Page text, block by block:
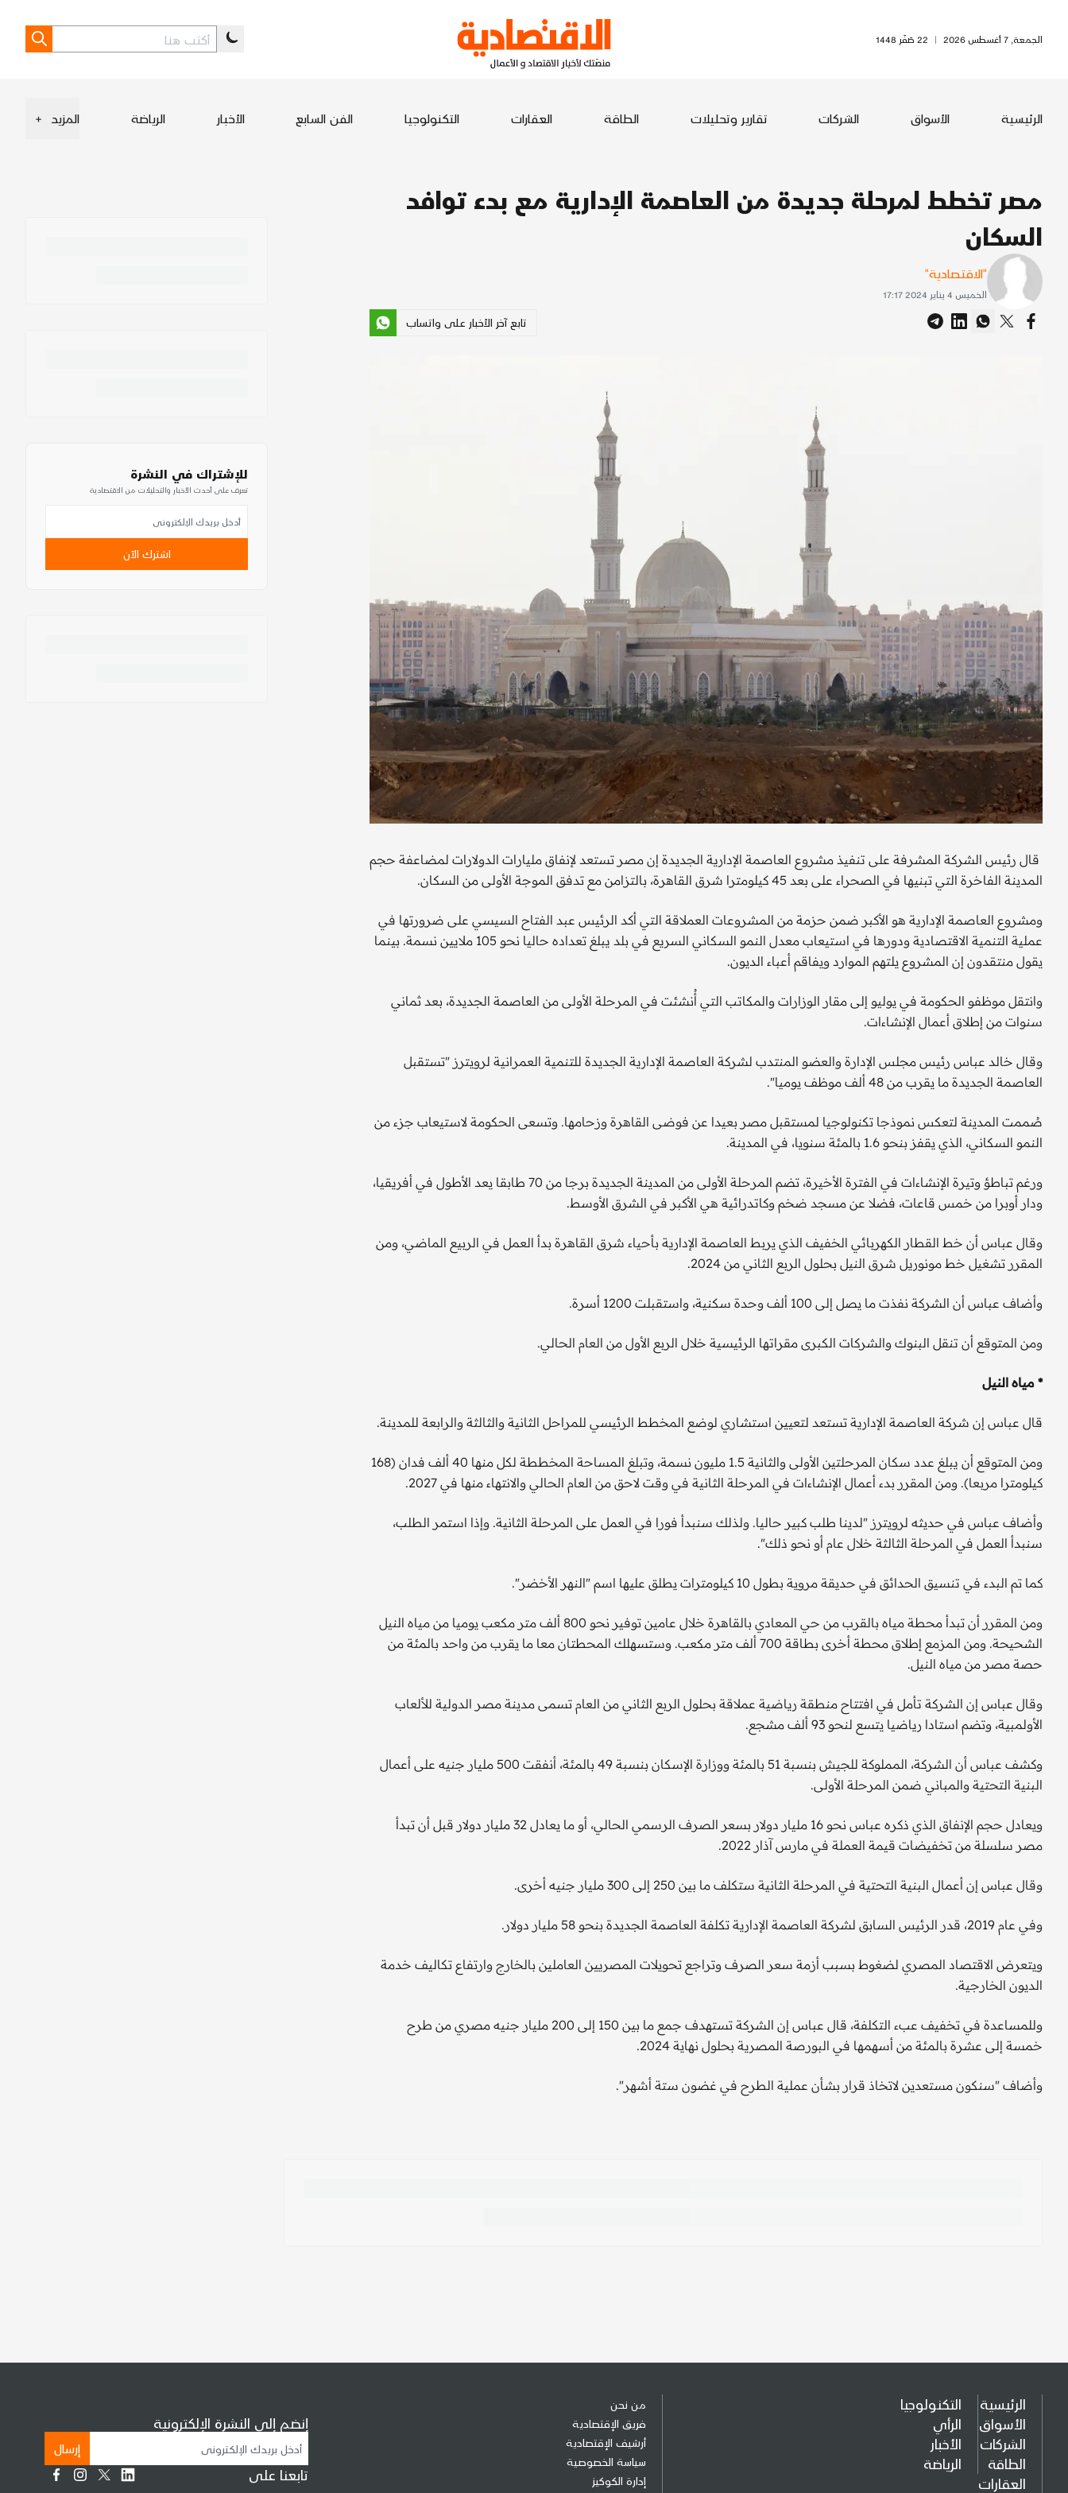
الجمعة, 7 أغسطس 2026 | 22 صَفَر 1448
الرئيسية الأسواق الشركات تقارير وتحليلات الطاقة العقارات التكنولوجيا الفن السابع الأخبار الرياضة المزيد +
مصر تخطط لمرحلة جديدة من العاصمة الإدارية مع بدء توافد
السكان
"الاقتصادية"
الخميس 4 يناير 2024 17:17
تابع آخر الأخبار على واتساب
قال رئيس الشركة المشرفة على تنفيذ مشروع العاصمة الإدارية الجديدة إن مصر تستعد لإنفاق مليارات الدولارات لمضاعفة حجم
المدينة الفاخرة التي تبنيها في الصحراء على بعد 45 كيلومترا شرق القاهرة، بالتزامن مع تدفق الموجة الأولى من السكان.
ومشروع العاصمة الإدارية هو الأكبر ضمن حزمة من المشروعات العملاقة التي أكد الرئيس عبد الفتاح السيسي على ضرورتها في
عملية التنمية الاقتصادية ودورها في استيعاب معدل النمو السكاني السريع في بلد يبلغ تعداده حاليا نحو 105 ملايين نسمة. بينما
يقول منتقدون إن المشروع يلتهم الموارد ويفاقم أعباء الديون.
وانتقل موظفو الحكومة في يوليو إلى مقار الوزارات والمكاتب التي أُنشئت في المرحلة الأولى من العاصمة الجديدة، بعد ثماني
سنوات من إطلاق أعمال الإنشاءات.
وقال خالد عباس رئيس مجلس الإدارة والعضو المنتدب لشركة العاصمة الإدارية الجديدة للتنمية العمرانية‭‭‭‭‭‭‭‭ ‬‬‬‬‬‬‬‬لرويترز "تستقبل
العاصمة الجديدة ما يقرب من 48 ألف موظف يوميا".
صُممت المدينة لتعكس نموذجا تكنولوجيا لمستقبل مصر بعيدا عن فوضى القاهرة وزحامها. وتسعى الحكومة لاستيعاب جزء من
النمو السكاني، الذي يقفز بنحو 1.6 بالمئة سنويا، في المدينة.
ورغم تباطؤ وتيرة الإنشاءات في الفترة الأخيرة، تضم المرحلة الأولى من المدينة الجديدة برجا من 70 طابقا يعد الأطول في أفريقيا،
ودار أوبرا من خمس قاعات، فضلا عن مسجد ضخم وكاتدرائية هي الأكبر في الشرق الأوسط.
وقال عباس أن خط القطار الكهربائي الخفيف الذي يربط العاصمة الإدارية بأحياء شرق القاهرة بدأ العمل في الربيع الماضي، ومن
المقرر تشغيل خط مونوريل شرق النيل بحلول الربع الثاني من 2024.
وأضاف عباس أن الشركة نفذت ما يصل إلى 100 ألف وحدة سكنية، واستقبلت 1200 أسرة.
ومن المتوقع أن تنقل البنوك والشركات الكبرى مقراتها الرئيسية خلال الربع الأول من العام الحالي.
* مياه النيل
قال عباس إن شركة العاصمة الإدارية تستعد لتعيين استشاري لوضع المخطط الرئيسي للمراحل الثانية والثالثة والرابعة للمدينة.
ومن المتوقع أن يبلغ عدد سكان المرحلتين الأولى والثانية 1.5 مليون نسمة، وتبلغ المساحة المخططة لكل منها 40 ألف فدان (168
كيلومترا مربعا). ومن المقرر بدء أعمال الإنشاءات في المرحلة الثانية في وقت لاحق من العام الحالي والانتهاء منها في 2027.
وأضاف عباس في حديثه لرويترز "لدينا طلب كبير حاليا. ولذلك سنبدأ فورا في العمل على المرحلة الثانية. وإذا استمر الطلب،
سنبدأ العمل في المرحلة الثالثة خلال عام أو نحو ذلك".
كما تم البدء في تنسيق الحدائق في حديقة مروية بطول 10 كيلومترات يطلق عليها اسم "النهر الأخضر".
ومن المقرر أن تبدأ محطة مياه بالقرب من حي المعادي بالقاهرة خلال عامين توفير نحو 800 ألف متر مكعب يوميا من مياه النيل
الشحيحة. ومن المزمع إطلاق محطة أخرى بطاقة 700 ألف متر مكعب. وستسهلك المحطتان معا ما يقرب من واحد بالمئة من
حصة مصر من مياه النيل.
وقال عباس إن الشركة تأمل في افتتاح منطقة رياضية عملاقة بحلول الربع الثاني من العام تسمى مدينة مصر الدولية للألعاب
الأولمبية، وتضم استادا رياضيا يتسع لنحو 93 ألف مشجع.
وكشف عباس أن الشركة، المملوكة للجيش بنسبة 51 بالمئة ووزارة الإسكان بنسبة 49 بالمئة، أنفقت 500 مليار جنيه على أعمال
البنية التحتية والمباني ضمن المرحلة الأولى.
ويعادل حجم الإنفاق الذي ذكره عباس نحو 16 مليار دولار بسعر الصرف الرسمي الحالي، أو ما يعادل 32 مليار دولار قبل أن تبدأ
مصر سلسلة من تخفيضات قيمة العملة في مارس آذار 2022.
وقال عباس إن أعمال البنية التحتية في المرحلة الثانية ستكلف ما بين 250 إلى 300 مليار جنيه أخرى.
وفي عام 2019، قدر الرئيس السابق لشركة العاصمة الإدارية تكلفة العاصمة الجديدة بنحو 58 مليار دولار.
ويتعرض الاقتصاد المصري لضغوط بسبب أزمة سعر الصرف وتراجع تحويلات المصريين العاملين بالخارج وارتفاع تكاليف خدمة
الديون الخارجية.
وللمساعدة في تخفيف عبء التكلفة، قال عباس إن الشركة تستهدف جمع ما بين 150 إلى 200 مليار جنيه مصري من طرح
خمسة إلى عشرة بالمئة من أسهمها في البورصة المصرية بحلول نهاية 2024.
وأضاف "سنكون مستعدين لاتخاذ قرار بشأن عملية الطرح في غضون ستة أشهر".
للإشتراك في النشرة
تعرف على أحدث الأخبار والتحليلات من الاقتصادية
اشترك الآن
الرئيسية
الأسواق
الشركات
الطاقة
العقارات
التكنولوجيا
الرأي
الأخبار
الرياضة
من نحن
فريق الإقتصادية
أرشيف الإقتصادية
سياسة الخصوصية
إدارة الكوكيز
إنضم إلى النشرة الإلكترونية
إرسال
تابعنا على